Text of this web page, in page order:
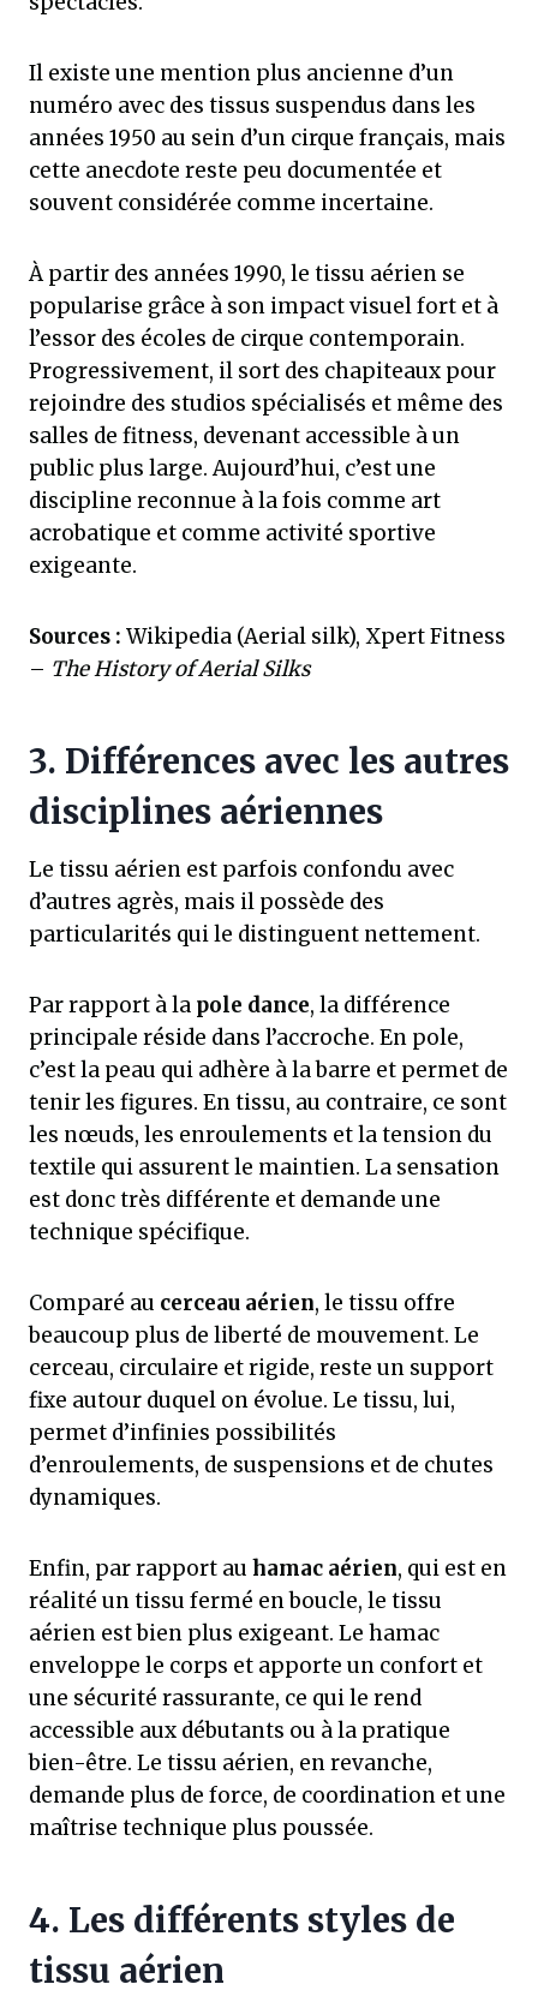
Il existe une mention plus ancienne d’un
numéro avec des tissus suspendus dans les
années 1950 au sein d’un cirque français, mais
cette anecdote reste peu documentée et
souvent considérée comme incertaine.
À partir des années 1990, le tissu aérien se
popularise grâce à son impact visuel fort et à
l’essor des écoles de cirque contemporain.
Progressivement, il sort des chapiteaux pour
rejoindre des studios spécialisés et même des
salles de fitness, devenant accessible à un
public plus large. Aujourd’hui, c’est une
discipline reconnue à la fois comme art
acrobatique et comme activité sportive
exigeante.
Sources : Wikipedia (Aerial silk), Xpert Fitness
– The History of Aerial Silks
3. Différences avec les autres
disciplines aériennes
Le tissu aérien est parfois confondu avec
d’autres agrès, mais il possède des
particularités qui le distinguent nettement.
Par rapport à la pole dance, la différence
principale réside dans l’accroche. En pole,
c’est la peau qui adhère à la barre et permet de
tenir les figures. En tissu, au contraire, ce sont
les nœuds, les enroulements et la tension du
textile qui assurent le maintien. La sensation
est donc très différente et demande une
technique spécifique.
Comparé au cerceau aérien, le tissu offre
beaucoup plus de liberté de mouvement. Le
cerceau, circulaire et rigide, reste un support
fixe autour duquel on évolue. Le tissu, lui,
permet d’infinies possibilités
d’enroulements, de suspensions et de chutes
dynamiques.
Enfin, par rapport au hamac aérien, qui est en
réalité un tissu fermé en boucle, le tissu
aérien est bien plus exigeant. Le hamac
enveloppe le corps et apporte un confort et
une sécurité rassurante, ce qui le rend
accessible aux débutants ou à la pratique
bien-être. Le tissu aérien, en revanche,
demande plus de force, de coordination et une
maîtrise technique plus poussée.
4. Les différents styles de
tissu aérien